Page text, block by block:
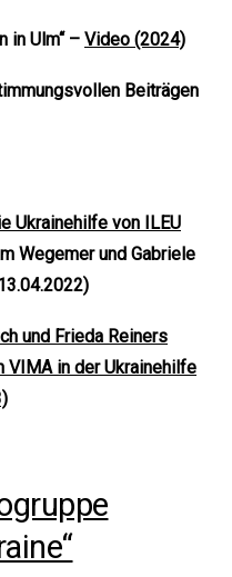
in Ulm“ – Video (2024)
Beiträgen
Ukrainehilfe von ILEU
Wegemer und Gabriele
und Frieda Reiners
VIMA in der Ukrainehilfe